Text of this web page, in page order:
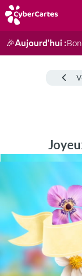
Anniversaire
Fête du jour
Amour
Amitié
Merci
Toutes les
🎉Aujourd'hui :